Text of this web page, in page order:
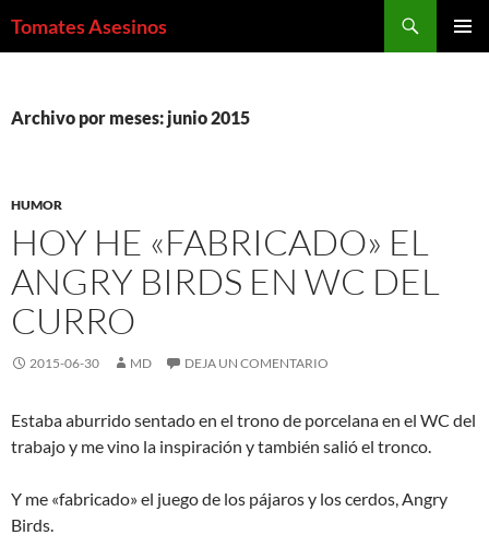
Tomates Asesinos
Archivo por meses: junio 2015
HUMOR
HOY HE «FABRICADO» EL
ANGRY BIRDS EN WC DEL
CURRO
2015-06-30 MD DEJA UN COMENTARIO
Estaba aburrido sentado en el trono de porcelana en el WC del
trabajo y me vino la inspiración y también salió el tronco.
Y me «fabricado» el juego de los pájaros y los cerdos, Angry
Birds.